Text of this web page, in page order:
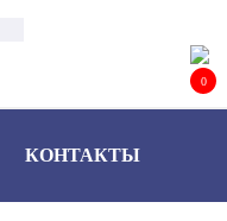
0
КОНТАКТЫ